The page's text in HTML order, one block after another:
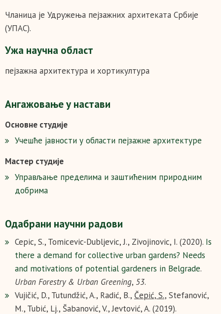
Чланица је Удружења пејзажних архитеката Србије
(УПАС).
Ужа научна област
пејзажна архитектура и хортикултура
Ангажовање у настави
Основне студије
Учешће јавности у области пејзажне архитектуре
Мастер студије
Управљање пределима и заштићеним природним
добрима
Одабрани научни радови
Cepic, S., Tomicevic-Dubljevic, J., Zivojinovic, I. (2020). Is
there a demand for collective urban gardens? Needs
and motivations of potential gardeners in Belgrade.
Urban Forestry & Urban Greening, 53.
Vujičić, D., Tutundžić, A., Radić, B., Čepić, S., Stefanović,
M., Tubić, Lj., Šabanović, V., Jevtović, A. (2019).